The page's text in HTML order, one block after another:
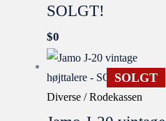
SOLGT!
$0
SOLGT
Diverse / Rodekassen